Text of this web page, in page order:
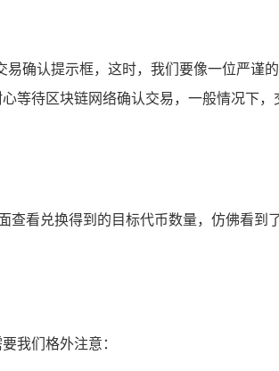
确认提示框，这时，我们要像一位严
等待区块链网络确认交易，一般情况下
查看兑换得到的目标代币数量，仿佛看
我们格外注意：